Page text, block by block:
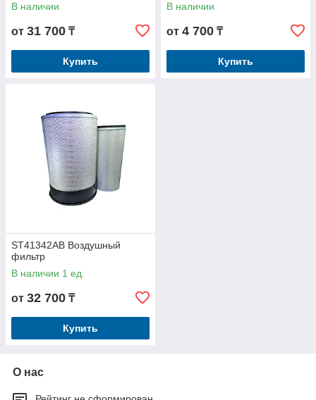
В наличии
от 31 700 ₸
Купить
В наличии
от 4 700 ₸
Купить
ST41342AB Воздушный
фильтр
В наличии 1 ед.
от 32 700 ₸
Купить
О нас